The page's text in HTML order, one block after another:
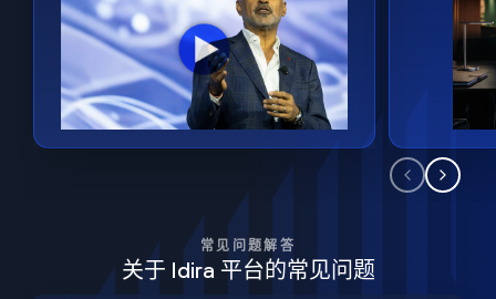
常见问题解答
关于 Idira 平台的常见问题